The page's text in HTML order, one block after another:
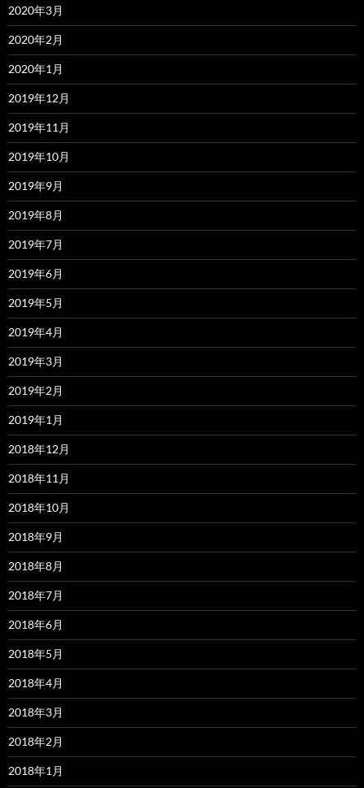
2020年3月
2020年2月
2020年1月
2019年12月
2019年11月
2019年10月
2019年9月
2019年8月
2019年7月
2019年6月
2019年5月
2019年4月
2019年3月
2019年2月
2019年1月
2018年12月
2018年11月
2018年10月
2018年9月
2018年8月
2018年7月
2018年6月
2018年5月
2018年4月
2018年3月
2018年2月
2018年1月